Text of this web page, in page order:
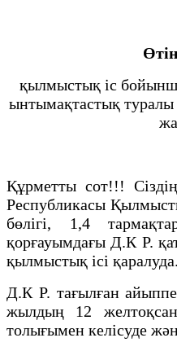
қылмыстық іс
ынтымақтастық туралы
Құрметты сот!!! Сіздің
Республикасы
бөлігі, 1,4
қорғауымдағы Д.К Р.
қылмыстық ісі қаралуда.
Д.К Р. тағылған
жылдың 12
толығымен келісуде